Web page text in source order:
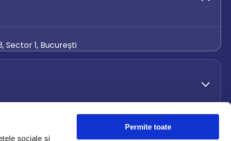
sociale și
Permite toate
Sector 1, București